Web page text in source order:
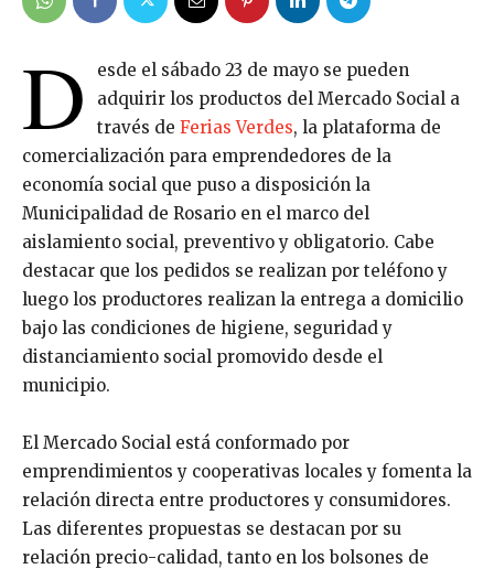
D
esde el sábado 23 de mayo se pueden
adquirir los productos del Mercado Social a
través de Ferias Verdes, la plataforma de
comercialización para emprendedores de la
economía social que puso a disposición la
Municipalidad de Rosario en el marco del
aislamiento social, preventivo y obligatorio. Cabe
destacar que los pedidos se realizan por teléfono y
luego los productores realizan la entrega a domicilio
bajo las condiciones de higiene, seguridad y
distanciamiento social promovido desde el
municipio.
El Mercado Social está conformado por
emprendimientos y cooperativas locales y fomenta la
relación directa entre productores y consumidores.
Las diferentes propuestas se destacan por su
relación precio-calidad, tanto en los bolsones de